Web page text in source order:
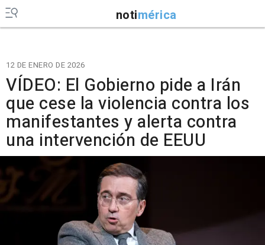
notimérica
12 DE ENERO DE 2026
VÍDEO: El Gobierno pide a Irán
que cese la violencia contra los
manifestantes y alerta contra
una intervención de EEUU